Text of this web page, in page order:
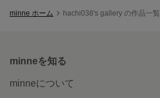
minne ホーム hachi038's gallery の作品一覧
minneを知る
minneについて